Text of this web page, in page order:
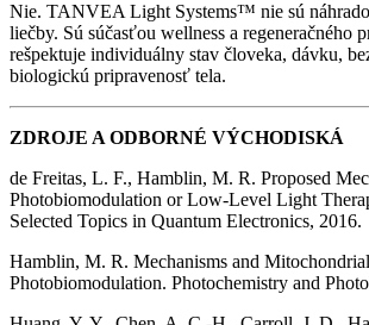
Nie. TANVEA Light Systems™ nie sú
liečby. Sú súčasťou wellness a regeneračného
rešpektuje individuálny stav človeka, dávku,
biologickú pripravenosť tela.
ZDROJE A ODBORNÉ VÝCHODISKÁ
de Freitas, L. F., Hamblin, M. R. Proposed
Photobiomodulation or Low-Level Light
Selected Topics in Quantum Electronics, 2016.
Hamblin, M. R. Mechanisms and
Photobiomodulation. Photochemistry and